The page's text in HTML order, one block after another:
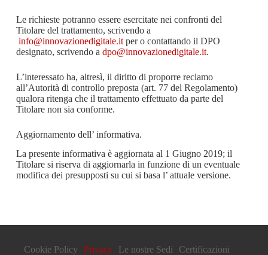
Le richieste potranno essere esercitate nei confronti del
Titolare del trattamento, scrivendo a
info@innovazionedigitale.itper o contattando il DPO
designato, scrivendo a dpo@innovazionedigitale.it.
L’interessato ha, altresì, il diritto di proporre reclamo
all’Autorità di controllo preposta (art. 77 del Regolamento)
qualora ritenga che il trattamento effettuato da parte del
Titolare non sia conforme.
Aggiornamento dell’ informativa.
La presente informativa è aggiornata al 1 Giugno 2019; il
Titolare si riserva di aggiornarla in funzione di un eventuale
modifica dei presupposti su cui si basa l’ attuale versione.
Cookie Policy Privacy Le nostre Sedi Certificazioni